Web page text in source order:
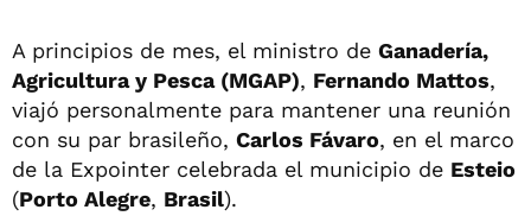
A principios de mes, el ministro de Ganadería,
Agricultura y Pesca (MGAP), Fernando Mattos,
viajó personalmente para mantener una reunión
con su par brasileño, Carlos Fávaro, en el marco
de la Expointer celebrada el municipio de Esteio
(Porto Alegre, Brasil).